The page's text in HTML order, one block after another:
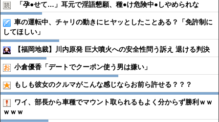
「孕●︎せて…」耳元で淫語懇願、種●︎け危険中●︎しやめられな
車の運転中、チャリの動きにヒヤッとしたことある？「免許制に
してほしい」
【福岡地裁】川内原発 巨大噴火への安全性問う訴え 退ける判決
小倉優香「デートでクーポン使う男は嫌い」
もしも彼女のクルマがこんな感じならお前ら許せる？？？
ワイ、部長から車種でマウント取られるもよく分からず勝利ｗｗ
ｗｗｗ